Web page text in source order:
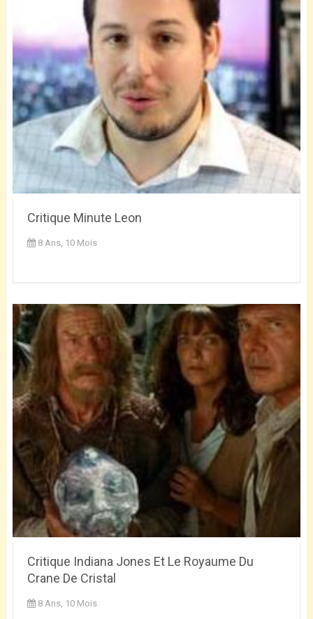
Critique Minute Leon
8 Ans, 10 Mois
Critique Indiana Jones Et Le Royaume Du
Crane De Cristal
8 Ans, 10 Mois